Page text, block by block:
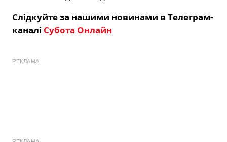
Слідкуйте за нашими новинами в Телеграм-
каналі Субота Онлайн
РЕКЛАМА